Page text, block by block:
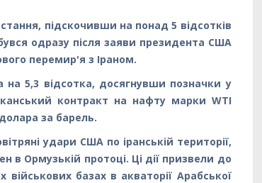
підскочивши на понад 5 відсотків
одразу після заяви президента США
перемир'я з Іраном.
на 5,3 відсотка, досягнувши позначки у
контракт на нафту марки WTI
за барель.
удари США по іранській території,
в Ормузькій протоці. Ці дії призвели до
базах в акваторії Арабської